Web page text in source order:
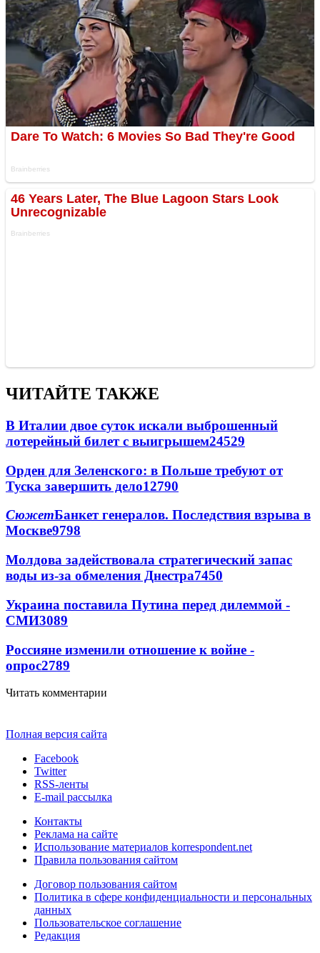
ЧИТАЙТЕ ТАКЖЕ
В Италии двое суток искали выброшенный
лотерейный билет с выигрышем24529
Орден для Зеленского: в Польше требуют от
Туска завершить дело12790
СюжетБанкет генералов. Последствия взрыва в
Москве9798
Молдова задействовала стратегический запас
воды из-за обмеления Днестра7450
Украина поставила Путина перед дилеммой -
СМИ3089
Россияне изменили отношение к войне -
опрос2789
Читать комментарии
Полная версия сайта
Facebook
Twitter
RSS-ленты
E-mail рассылка
Контакты
Реклама на сайте
Использование материалов korrespondent.net
Правила пользования сайтом
Договор пользования сайтом
Политика в сфере конфиденциальности и персональных
данных
Пользовательское соглашение
Редакция